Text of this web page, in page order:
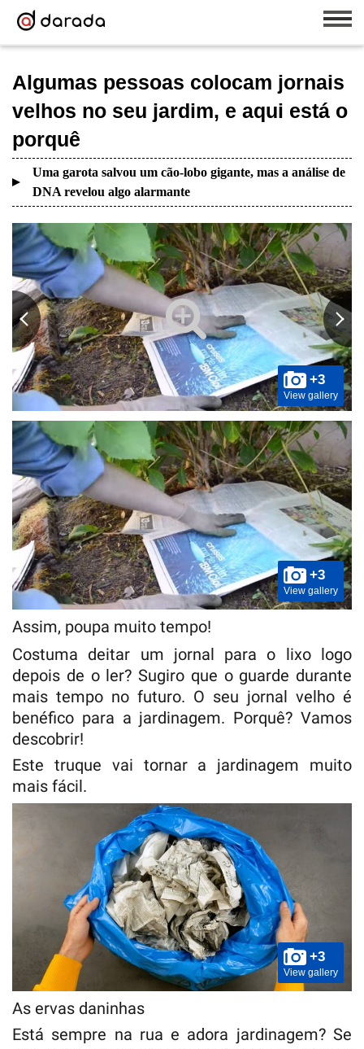
Algumas pessoas colocam jornais
velhos no seu jardim, e aqui está o
porquê
Uma garota salvou um cão-lobo gigante, mas a análise de
DNA revelou algo alarmante
+3
View gallery
+3
View gallery
Assim, poupa muito tempo!
Costuma deitar um jornal para o lixo logo
depois de o ler? Sugiro que o guarde durante
mais tempo no futuro. O seu jornal velho é
benéfico para a jardinagem. Porquê? Vamos
descobrir!
Este truque vai tornar a jardinagem muito
mais fácil.
+3
View gallery
As ervas daninhas
Está sempre na rua e adora jardinagem? Se